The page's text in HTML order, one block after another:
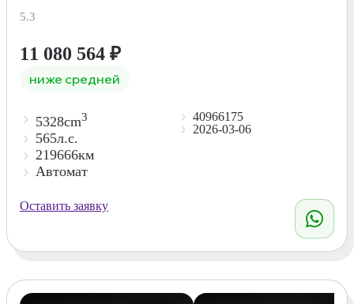
5.3
11 080 564 ₽
ниже средней
5328cm3
565л.с.
219666км
Автомат
40966175
2026-03-06
Оставить заявку